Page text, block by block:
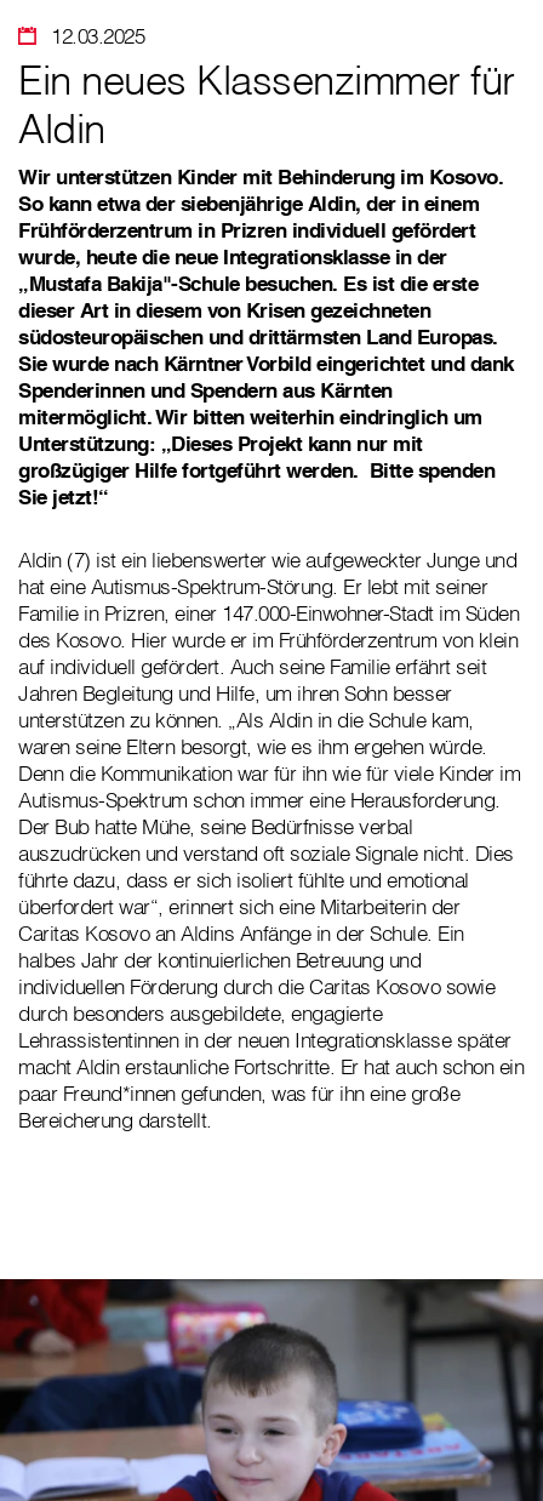
12.03.2025
Ein neues Klassenzimmer für
Aldin
Wir unterstützen Kinder mit Behinderung im Kosovo.
So kann etwa der siebenjährige Aldin, der in einem
Frühförderzentrum in Prizren individuell gefördert
wurde, heute die neue Integrationsklasse in der
„Mustafa Bakija"-Schule besuchen. Es ist die erste
dieser Art in diesem von Krisen gezeichneten
südosteuropäischen und drittärmsten Land Europas.
Sie wurde nach Kärntner Vorbild eingerichtet und dank
Spenderinnen und Spendern aus Kärnten
mitermöglicht. Wir bitten weiterhin eindringlich um
Unterstützung: „Dieses Projekt kann nur mit
großzügiger Hilfe fortgeführt werden. Bitte spenden
Sie jetzt!“
Aldin (7) ist ein liebenswerter wie aufgeweckter Junge und
hat eine Autismus-Spektrum-Störung. Er lebt mit seiner
Familie in Prizren, einer 147.000-Einwohner-Stadt im Süden
des Kosovo. Hier wurde er im Frühförderzentrum von klein
auf individuell gefördert. Auch seine Familie erfährt seit
Jahren Begleitung und Hilfe, um ihren Sohn besser
unterstützen zu können. „Als Aldin in die Schule kam,
waren seine Eltern besorgt, wie es ihm ergehen würde.
Denn die Kommunikation war für ihn wie für viele Kinder im
Autismus-Spektrum schon immer eine Herausforderung.
Der Bub hatte Mühe, seine Bedürfnisse verbal
auszudrücken und verstand oft soziale Signale nicht. Dies
führte dazu, dass er sich isoliert fühlte und emotional
überfordert war“, erinnert sich eine Mitarbeiterin der
Caritas Kosovo an Aldins Anfänge in der Schule. Ein
halbes Jahr der kontinuierlichen Betreuung und
individuellen Förderung durch die Caritas Kosovo sowie
durch besonders ausgebildete, engagierte
Lehrassistentinnen in der neuen Integrationsklasse später
macht Aldin erstaunliche Fortschritte. Er hat auch schon ein
paar Freund*innen gefunden, was für ihn eine große
Bereicherung darstellt.